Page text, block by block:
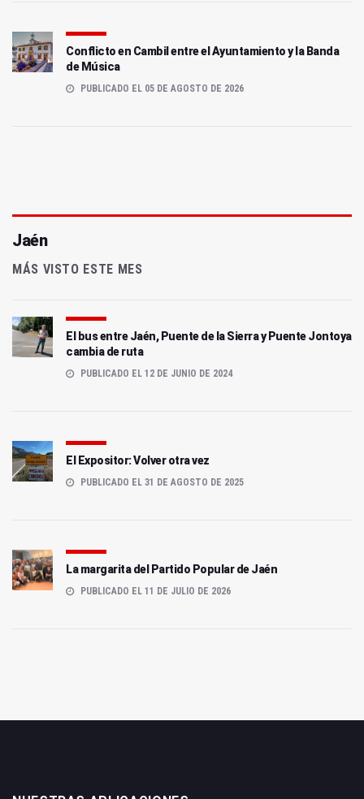
Conflicto en Cambil entre el Ayuntamiento y la Banda
de Música
PUBLICADO EL 05 DE AGOSTO DE 2026
Jaén
MÁS VISTO ESTE MES
El bus entre Jaén, Puente de la Sierra y Puente Jontoya
cambia de ruta
PUBLICADO EL 12 DE JUNIO DE 2024
El Expositor: Volver otra vez
PUBLICADO EL 31 DE AGOSTO DE 2025
La margarita del Partido Popular de Jaén
PUBLICADO EL 11 DE JULIO DE 2026